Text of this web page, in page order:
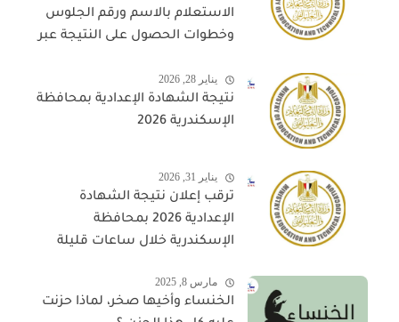
الاستعلام بالاسم ورقم الجلوس
وخطوات الحصول على النتيجة عبر
يناير 28, 2026
نتيجة الشهادة الإعدادية بمحافظة
الإسكندرية 2026
يناير 31, 2026
ترقب إعلان نتيجة الشهادة
الإعدادية 2026 بمحافظة
الإسكندرية خلال ساعات قليلة
مارس 8, 2025
الخنساء وأخيها صخر، لماذا حزنت